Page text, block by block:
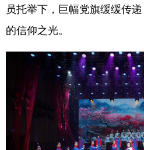
员托举下，巨幅党旗缓缓传
的信仰之光。